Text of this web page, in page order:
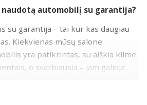
automobilį su garantija?
su garantija – tai kur kas daugiau
Kiekvienas mūsų salone
yra patikrintas, su aiškia kilme
o svarbiausia – jam galioja
gedimų atveju neliekate vienas: